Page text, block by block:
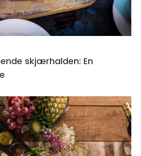
skjærhalden: En